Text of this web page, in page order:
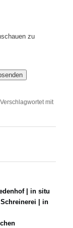
zu
Verschlagwortet mit
| in situ
| in